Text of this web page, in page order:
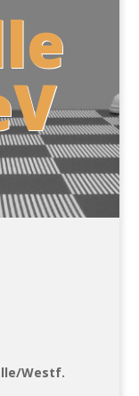
Westf.